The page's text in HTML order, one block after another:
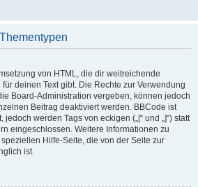
von HTML, die dir weitreichende
deinen Text gibt. Die Rechte zur Verwendung
Board-Administration vergeben, können jedoch
Beitrag deaktiviert werden. BBCode ist
werden Tags von eckigen („[“ und „]“) statt
eingeschlossen. Weitere Informationen zu
Hilfe-Seite, die von der Seite zur
ist.